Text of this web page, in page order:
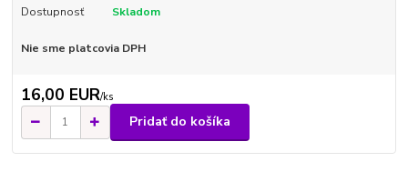
Dostupnosť Skladom
Nie sme platcovia DPH
16,00 EUR/ks
Pridať do košíka